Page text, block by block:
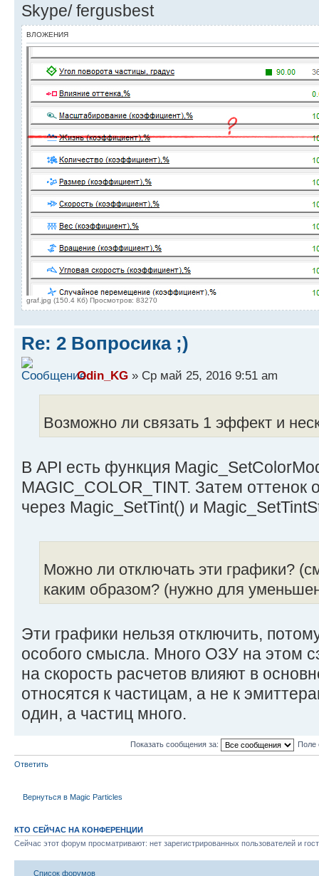
Skype/ fergusbest
ВЛОЖЕНИЯ
graf.jpg (150.4 Кб) Просмотров: 83270
Re: 2 Вопросика ;)
Odin_KG » Ср май 25, 2016 9:51 am
Возможно ли связать 1 эффект и
В API есть функция
MAGIC_COLOR_TINT. Затем оттенок
через Magic_SetTint() и
Можно ли отключать эти графики?
каким образом? (нужно для
Эти графики нельзя отключить,
особого смысла. Много ОЗУ на этом
на скорость расчетов влияют в
относятся к частицам, а не к
один, а частиц много.
Показать сообщения за: Поле
Ответить
Вернуться в Magic Particles
КТО СЕЙЧАС НА КОНФЕРЕНЦИИ
Сейчас этот форум просматривают: нет зарегистрированных пользователей и
Список форумов